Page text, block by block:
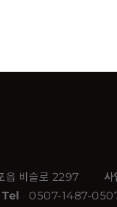
읍 비슬로 2297 사
Tel 0507-1487-